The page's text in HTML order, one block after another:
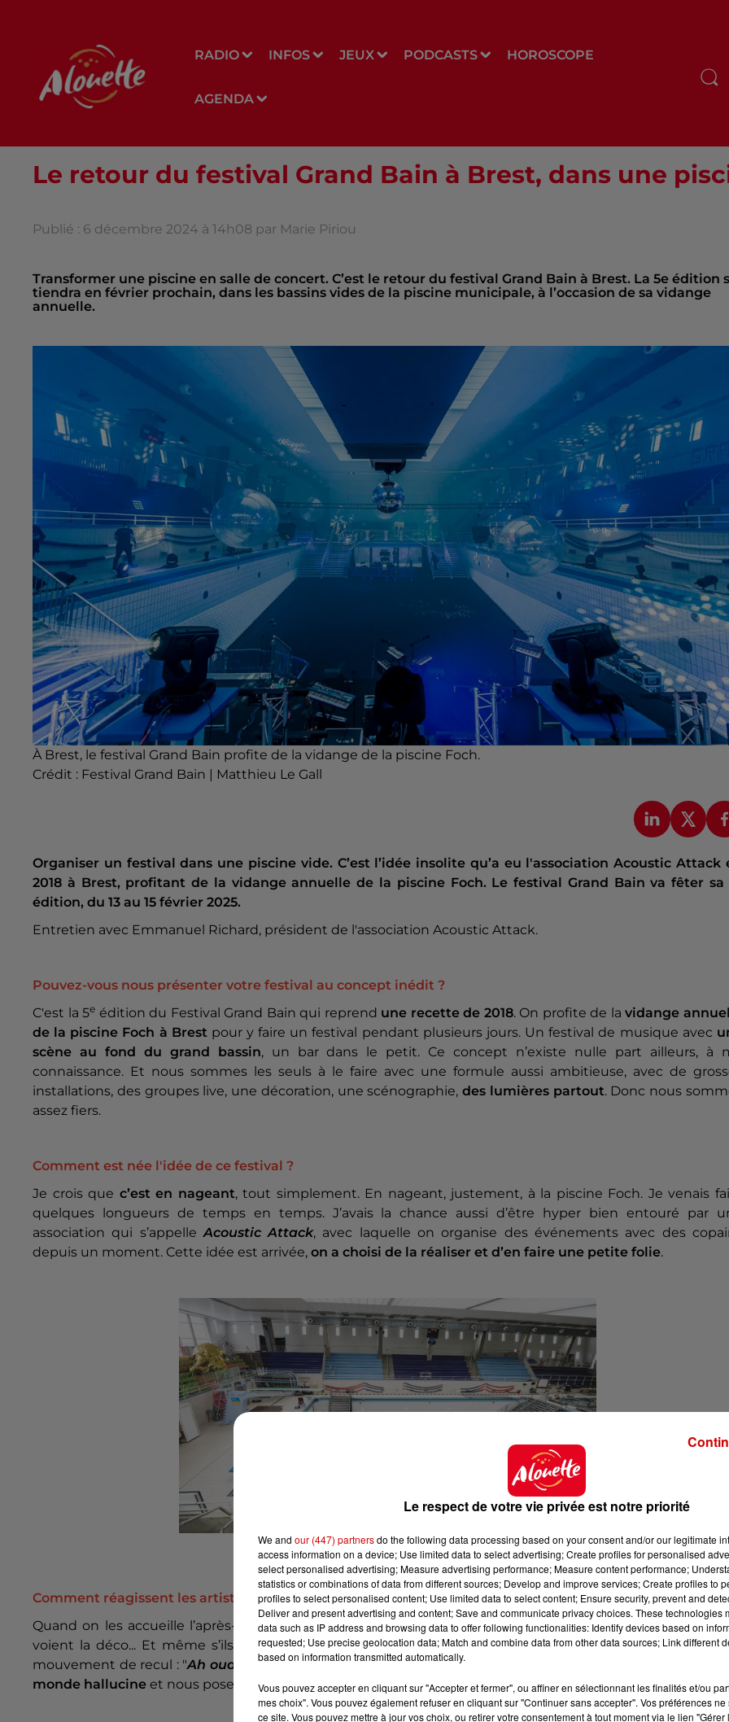
RADIO INFOS JEUX PODCASTS HOROSCOPE
AGENDA
Le retour du festival Grand Bain à Brest, dans une
Publié : 6 décembre 2024 à 14h08 par Marie Piriou
Transformer une piscine en salle de concert. C’est le retour du festival Grand Bain à Brest. La 5e édition
tiendra en février prochain, dans les bassins vides de la piscine municipale, à l’occasion de sa vidange
annuelle.
À Brest, le festival Grand Bain profite de la vidange de la piscine Foch.
Crédit : Festival Grand Bain | Matthieu Le Gall
Organiser un festival dans une piscine vide. C’est l’idée insolite qu’a eu l'association Acoustic Attack
2018 à Brest, profitant de la vidange annuelle de la piscine Foch. Le festival Grand Bain va fêter sa
édition, du 13 au 15 février 2025.
Entretien avec Emmanuel Richard, président de l'association Acoustic Attack.
Pouvez-vous nous présenter votre festival au concept inédit ?
C'est la 5e édition du Festival Grand Bain qui reprend une recette de 2018. On profite de lavidange
de la piscine Foch à Brest pour y faire un festival pendant plusieurs jours. Un festival de musique avec
scène au fond du grand bassin, un bar dans le petit. Ce concept n’existe nulle part ailleurs, à
connaissance. Et nous sommes les seuls à le faire avec une formule aussi ambitieuse, avec de
installations, des groupes live, une décoration, une scénographie,des lumières partout. Donc nous
assez fiers.
Comment est née l'idée de ce festival ?
Je crois que c’est en nageant, tout simplement. En nageant, justement, à la piscine Foch. Je venais
quelques longueurs de temps en temps. J’avais la chance aussi d’être hyper bien entouré par
association qui s’appelle Acoustic Attack, avec laquelle on organise des événements avec des
depuis un moment. Cette idée est arrivée, on a choisi de la réaliser et d’en faire une petite folie.
Crédit : Festival Grand Bain | Olivier Roué
Comment réagissent les artistes face à ce lieu atypique ?
Quand on les accueille l’après-midi, lorsqu’ils viennent décharger le camion, ils rentrent dans la piscine,
voient la déco... Et même s’ils sont au courant qu’ils vont venir jouer dans une piscine, il y a toujours
mouvement de recul : "Ah ouais, quand même ! ". Et puis ils sortent le téléphone, prennent la photo.
monde hallucine et nous pose dix mille questions. On en est très fiers.
Le respect de votre vie privée est notre priorité
We and our (447) partnersdo the following data processing based on your consent and/or our legitimate
access information on a device; Use limited data to select advertising; Create profiles for personalised
select personalised advertising; Measure advertising performance; Measure content performance;
statistics or combinations of data from different sources; Develop and improve services; Create profiles to
profiles to select personalised content; Use limited data to select content; Ensure security, prevent and
Deliver and present advertising and content; Save and communicate privacy choices. These technologies
data such as IP address and browsing data to offer following functionalities: Identify devices based on
requested; Use precise geolocation data; Match and combine data from other data sources; Link different
based on information transmitted automatically.
Vous pouvez accepter en cliquant sur "Accepter et fermer", ou affiner en sélectionnant les finalités et/ou
mes choix". Vous pouvez également refuser en cliquant sur "Continuer sans accepter". Vos préférences
ce site. Vous pouvez mettre à jour vos choix, ou retirer votre consentement à tout moment via le lien